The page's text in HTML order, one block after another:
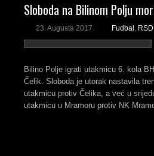
Sloboda na Bilinom Polju
23. Augusta 2017. Fudbal ,
Bilino Polje igrati utakmicu 6. kola
Čelik. Sloboda je utorak nastavila
utakmicu protiv Čelika, a već u
utakmicu u Mramoru protiv NK